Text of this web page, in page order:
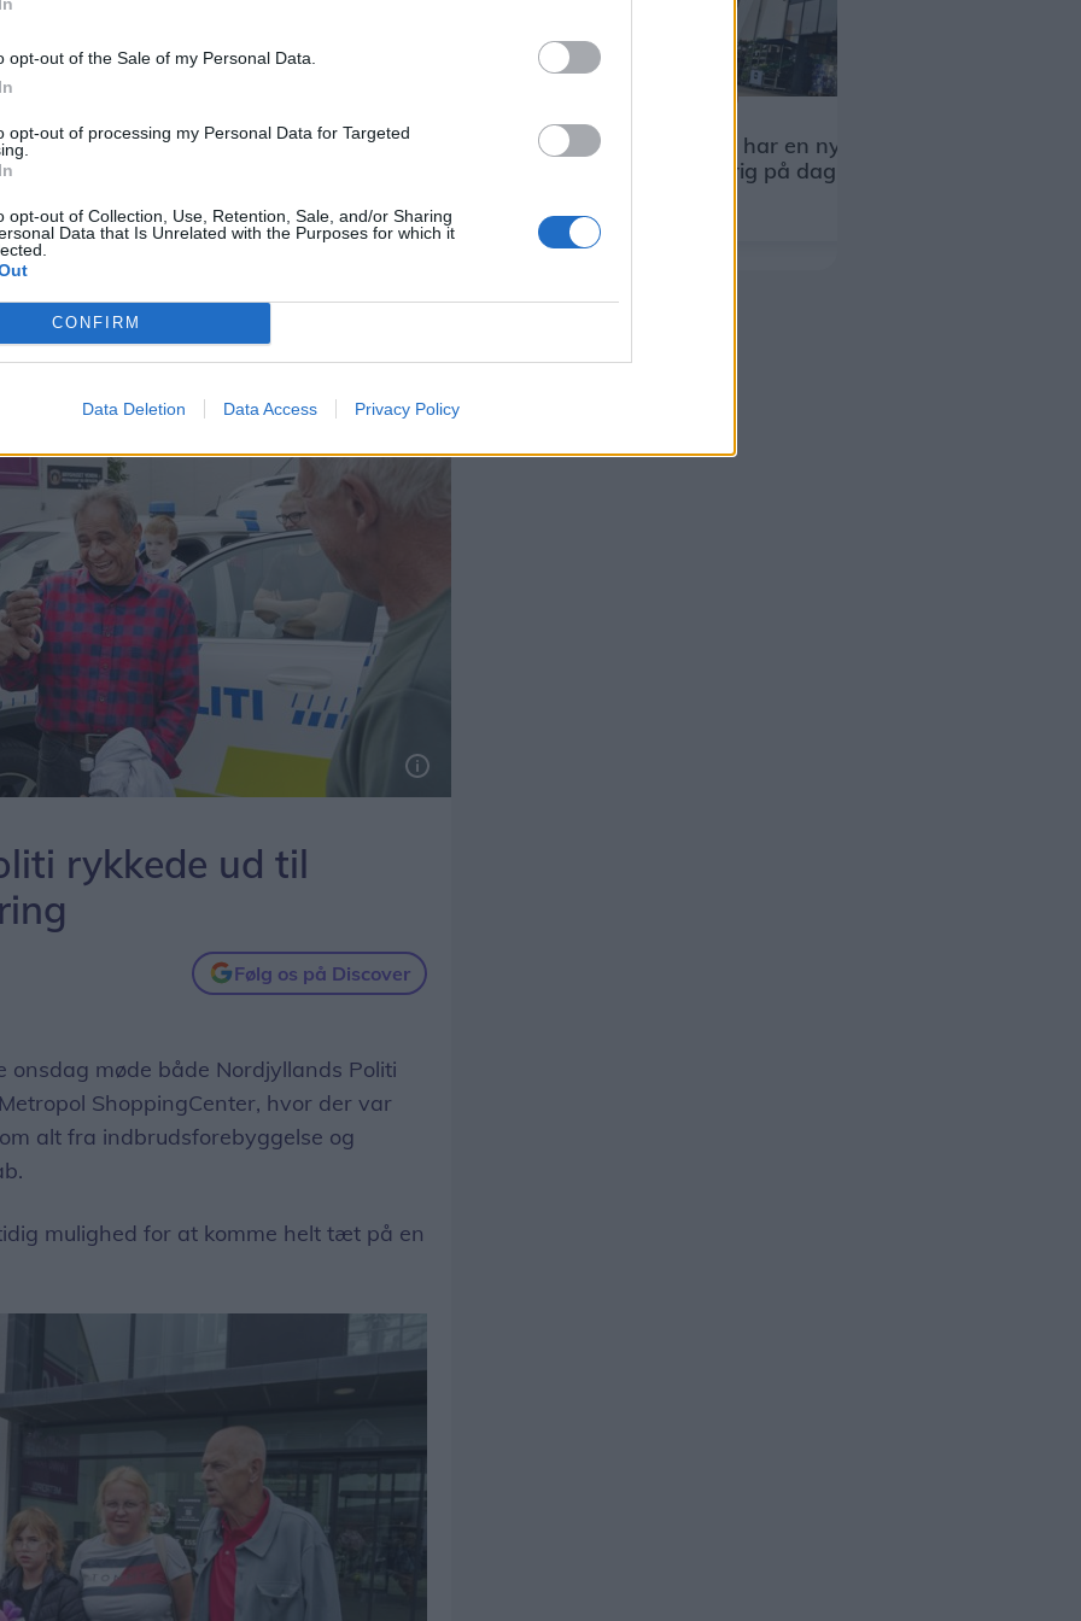
opt-out of the Sale of my Personal Data.
opt-out of processing my Personal Data for Targeted
opt-out of Collection, Use, Retention, Sale, and/or Sharing
Data that Is Unrelated with the Purposes for which it
CONFIRM
Data Deletion Data Access Privacy Policy
Hjørring
Flere kendte besøger populært
I al stilhed har en ny aktør meldt sig
ind i priskrig på dagligvarer
rykkede ud til
Følg os på Discover
onsdag møde både Nordjyllands Politi
ShoppingCenter, hvor der var
alt fra indbrudsforebyggelse og
mulighed for at komme helt tæt på en